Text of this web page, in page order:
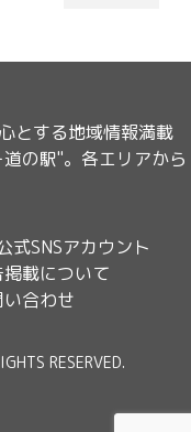
とする地域情報満載
の駅"。各エリアから
式SNSアカウント
掲載について
い合わせ
RESERVED.